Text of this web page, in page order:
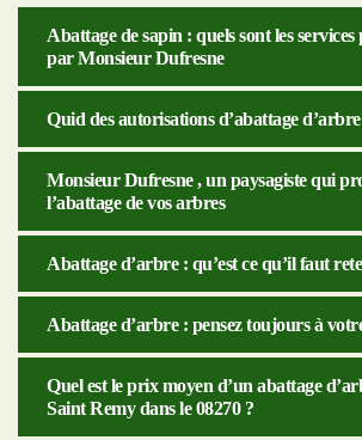
Abattage de sapin : quels sont les services
par Monsieur Dufresne
Quid des autorisations d’abattage d’arbre
Monsieur Dufresne , un paysagiste qui
l’abattage de vos arbres
Abattage d’arbre : qu’est ce qu’il faut
Abattage d’arbre : pensez toujours à
Quel est le prix moyen d’un abattage
Saint Remy dans le 08270 ?